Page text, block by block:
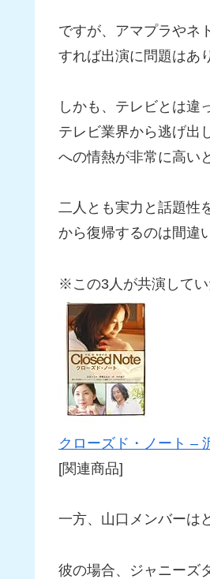
ですが、アマプラやネ
すれば出演に問題はあ
しかも、テレビとは
テレビ業界から逃げ出
への情熱が非常に高い
二人とも実力と話題性
から復帰するのは間違
※この3人が共演してい
クローズド・ノート –
[関連商品]
一方、山口メンバーは
彼の場合、ジャニーズ